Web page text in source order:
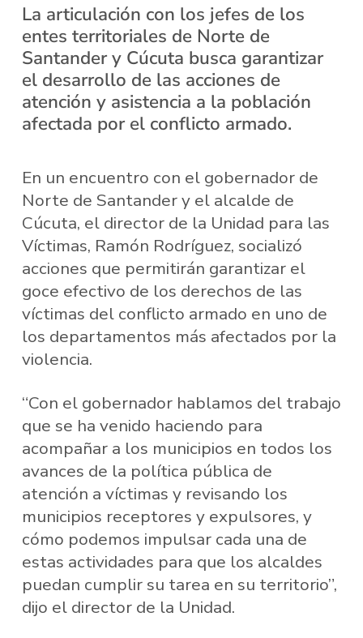
La articulación con los jefes de los
entes territoriales de Norte de
Santander y Cúcuta busca garantizar
el desarrollo de las acciones de
atención y asistencia a la población
afectada por el conflicto armado.
En un encuentro con el gobernador de
Norte de Santander y el alcalde de
Cúcuta, el director de la Unidad para las
Víctimas, Ramón Rodríguez, socializó
acciones que permitirán garantizar el
goce efectivo de los derechos de las
víctimas del conflicto armado en uno de
los departamentos más afectados por la
violencia.
“Con el gobernador hablamos del trabajo
que se ha venido haciendo para
acompañar a los municipios en todos los
avances de la política pública de
atención a víctimas y revisando los
municipios receptores y expulsores, y
cómo podemos impulsar cada una de
estas actividades para que los alcaldes
puedan cumplir su tarea en su territorio”,
dijo el director de la Unidad.